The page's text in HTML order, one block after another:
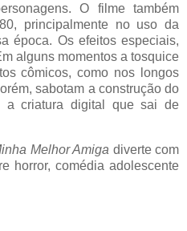
O filme também
principalmente no uso da
época. Os efeitos especiais,
alguns momentos a tosquice
cômicos, como nos longos
sabotam a construção do
a criatura digital que sai de
Melhor Amiga diverte com
horror, comédia adolescente